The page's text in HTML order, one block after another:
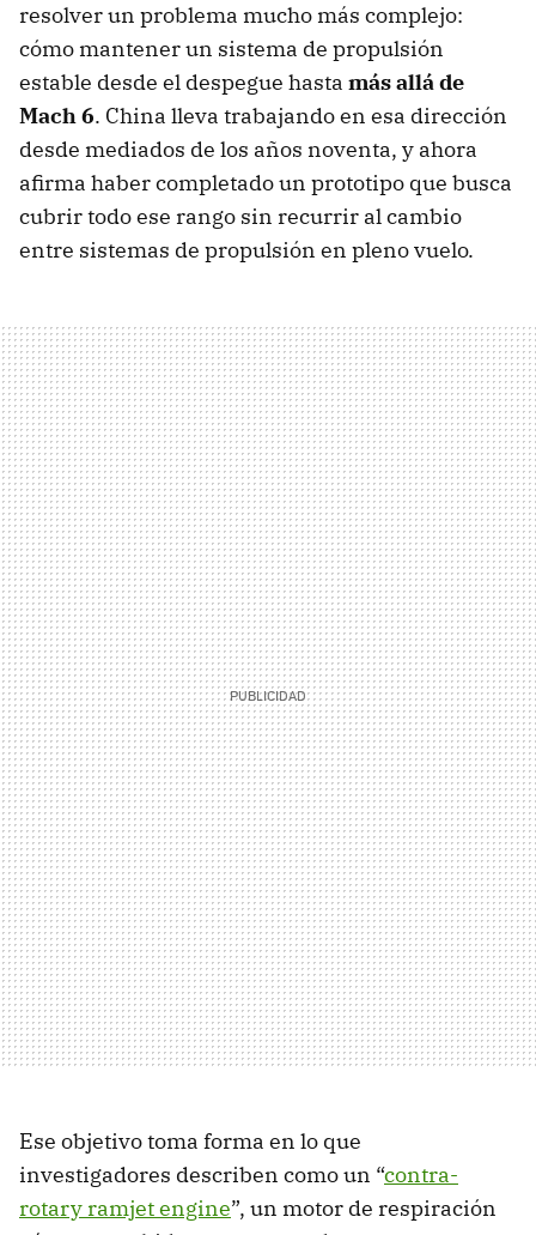
resolver un problema mucho más complejo:
cómo mantener un sistema de propulsión
estable desde el despegue hasta más allá de
Mach 6. China lleva trabajando en esa dirección
desde mediados de los años noventa, y ahora
afirma haber completado un prototipo que busca
cubrir todo ese rango sin recurrir al cambio
entre sistemas de propulsión en pleno vuelo.
Ese objetivo toma forma en lo que
investigadores describen como un “contra-
rotary ramjet engine”, un motor de respiración